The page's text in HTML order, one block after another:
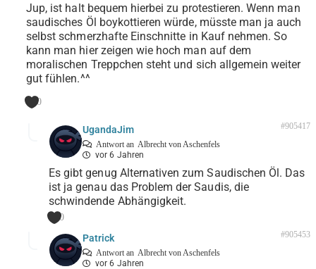
Jup, ist halt bequem hierbei zu protestieren. Wenn man
saudisches Öl boykottieren würde, müsste man ja auch
selbst schmerzhafte Einschnitte in Kauf nehmen. So
kann man hier zeigen wie hoch man auf dem
moralischen Treppchen steht und sich allgemein weiter
gut fühlen.^^
0
UgandaJim
Antwort an Albrecht von Aschenfels
vor 6 Jahren
#905417
Es gibt genug Alternativen zum Saudischen Öl. Das
ist ja genau das Problem der Saudis, die
schwindende Abhängigkeit.
0
Patrick
Antwort an Albrecht von Aschenfels
vor 6 Jahren
#905453